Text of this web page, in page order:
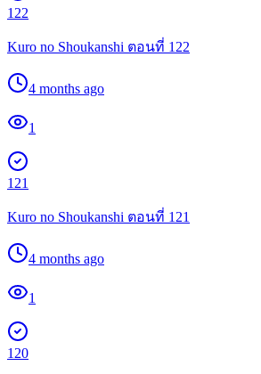
122
Kuro no Shoukanshi ตอนที่ 122
4 months ago
1
121
Kuro no Shoukanshi ตอนที่ 121
4 months ago
1
120